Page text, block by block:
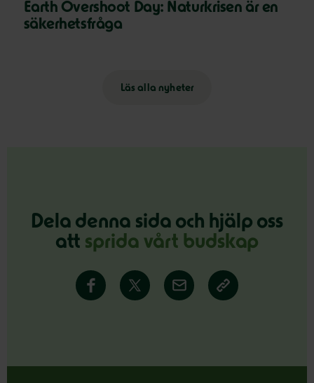
Earth Overshoot Day: Naturkrisen är en
säkerhetsfråga
Läs alla nyheter
Dela denna sida och hjälp oss
att sprida vårt budskap